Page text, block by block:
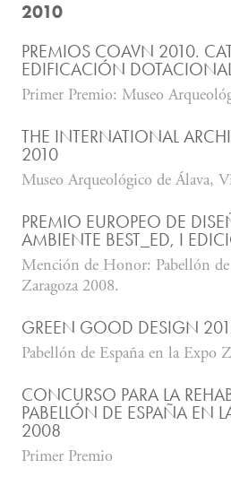
2010
PREMIOS COAVN 2010.
EDIFICACIÓN
Primer Premio: Museo
THE INTERNATIONAL
2010
Museo Arqueológico de Álava,
PREMIO EUROPEO DE
AMBIENTE BEST_ED, I
Mención de Honor: Pabellón
Zaragoza 2008.
GREEN GOOD DESIGN
Pabellón de España en la Expo
CONCURSO PARA LA
PABELLÓN DE ESPAÑA EN
2008
Primer Premio